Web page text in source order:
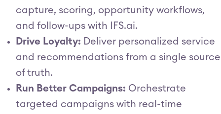
capture, scoring, opportunity workflows,
and follow-ups with IFS.ai.
Drive Loyalty: Deliver personalized service
and recommendations from a single source
of truth.
Run Better Campaigns: Orchestrate
targeted campaigns with real-time